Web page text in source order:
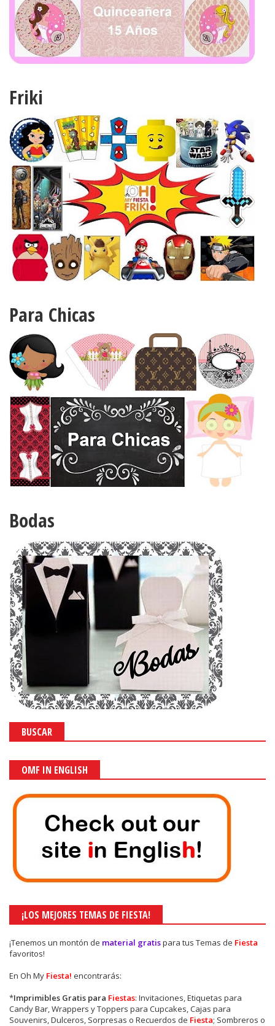
Friki
Para Chicas
Bodas
BUSCAR
OMF IN ENGLISH
¡LOS MEJORES TEMAS DE FIESTA!
¡Tenemos un montón de material gratispara tus Temas de Fiesta
favoritos!
En Oh My Fiesta! encontrarás:
*Imprimibles Gratis para Fiestas: Invitaciones, Etiquetas para
Candy Bar, Wrappers y Toppers para Cupcakes, Cajas para
Souvenirs, Dulceros, Sorpresas o Recuerdos de Fiesta; Sombreros o